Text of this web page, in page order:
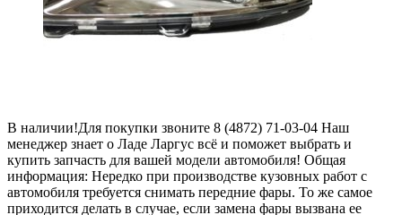
В наличии!Для покупки звоните 8 (4872) 71-03-04 Наш
менеджер знает о Ладе Ларгус всё и поможет выбрать и
купить запчасть для вашей модели автомобиля! Общая
информация: Нередко при производстве кузовных работ с
автомобиля требуется снимать передние фары. То же самое
приходится делать в случае, если замена фары вызвана ее